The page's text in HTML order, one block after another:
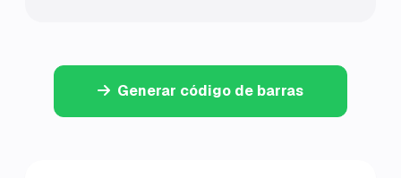
Generar código de barras